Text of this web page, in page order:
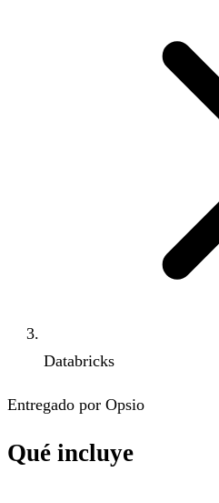
Databricks
Entregado por Opsio
Qué incluye